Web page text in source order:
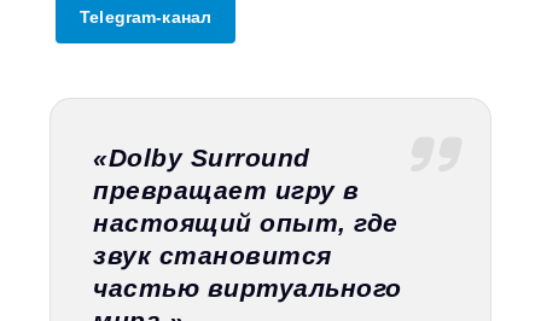
Telegram-канал
«Dolby Surround
превращает игру в
настоящий опыт, где
звук становится
частью виртуального